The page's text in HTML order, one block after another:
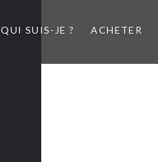
QUI SUIS-JE ? ACHETER